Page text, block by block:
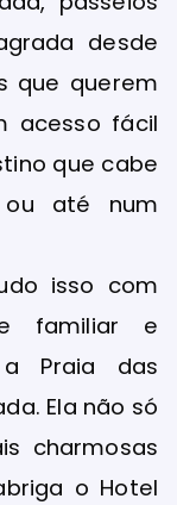
desde
que querem
acesso fácil
que cabe
até num
isso com
familiar e
Praia das
Ela não só
charmosas
o Hotel